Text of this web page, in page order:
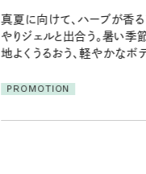
お出かけ前のひと手間で変わ
の一日。汗ばむ季節を「ごき
に過ごす私の新習慣
PROMOTION